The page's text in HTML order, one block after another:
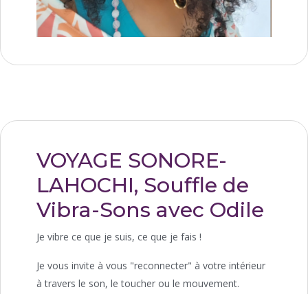
VOYAGE SONORE-
LAHOCHI, Souffle de
Vibra-Sons avec Odile
Je vibre ce que je suis, ce que je fais !
Je vous invite à vous "reconnecter" à votre intérieur
à travers le son, le toucher ou le mouvement.